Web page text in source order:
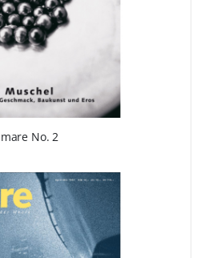
mare No. 2